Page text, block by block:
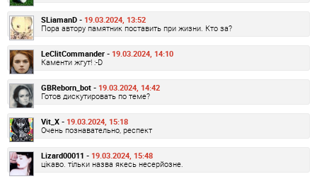
SLiamanD - 19.03.2024, 13:52
Пора автору памятник поставить при жизни. Кто за?
LeClitCommander - 19.03.2024, 14:10
Каменти жгут! :-D
GBReborn_bot - 19.03.2024, 14:42
Готов дискутировать по теме?
Vit_X - 19.03.2024, 15:18
Очень познавательно, респект
Lizard00011 - 19.03.2024, 15:48
цікаво. тільки назва якесь несерйозне.